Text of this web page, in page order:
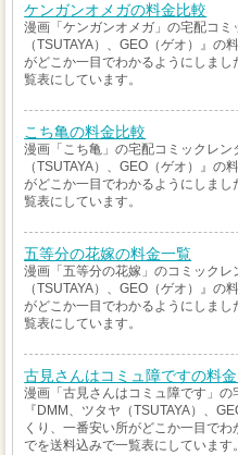
ケンガンオメガの料金比較
漫画「ケンガンオメガ」の宅配コ
（TSUTAYA）、GEO（ゲオ）』
がどこか一目でわかるようにしま
覧表にしています。
こち亀の料金比較
漫画「こち亀」の宅配コミックレ
（TSUTAYA）、GEO（ゲオ）』
がどこか一目でわかるようにしま
覧表にしています。
五等分の花嫁の料金一覧
漫画「五等分の花嫁」のコミック
（TSUTAYA）、GEO（ゲオ）』
がどこか一目でわかるようにしま
覧表にしています。
古見さんはコミュ障ですの料
漫画「古見さんはコミュ障です」
『DMM、ツタヤ（TSUTAYA）、
くり、一番安い所がどこか一目で
でを送料込みで一覧表にしています。